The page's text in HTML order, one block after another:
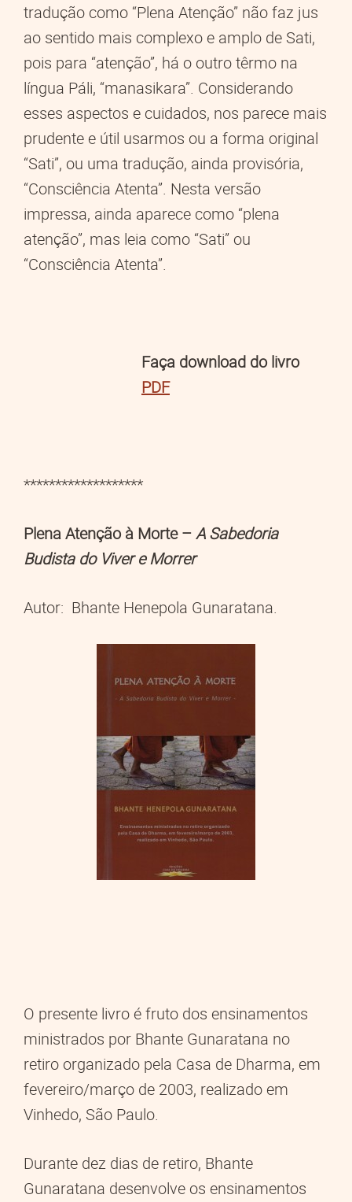
tradução como “Plena Atenção” não faz jus
ao sentido mais complexo e amplo de Sati,
pois para “atenção”, há o outro têrmo na
língua Páli, “manasikara”. Considerando
esses aspectos e cuidados, nos parece mais
prudente e útil usarmos ou a forma original
“Sati”, ou uma tradução, ainda provisória,
“Consciência Atenta”. Nesta versão
impressa, ainda aparece como “plena
atenção”, mas leia como “Sati” ou
“Consciência Atenta”.
Faça download do livro
PDF
*******************
Plena Atenção à Morte –A Sabedoria
Budista do Viver e Morrer
Autor: Bhante Henepola Gunaratana.
O presente livro é fruto dos ensinamentos
ministrados por Bhante Gunaratana no
retiro organizado pela Casa de Dharma, em
fevereiro/março de 2003, realizado em
Vinhedo, São Paulo.
Durante dez dias de retiro, Bhante
Gunaratana desenvolve os ensinamentos